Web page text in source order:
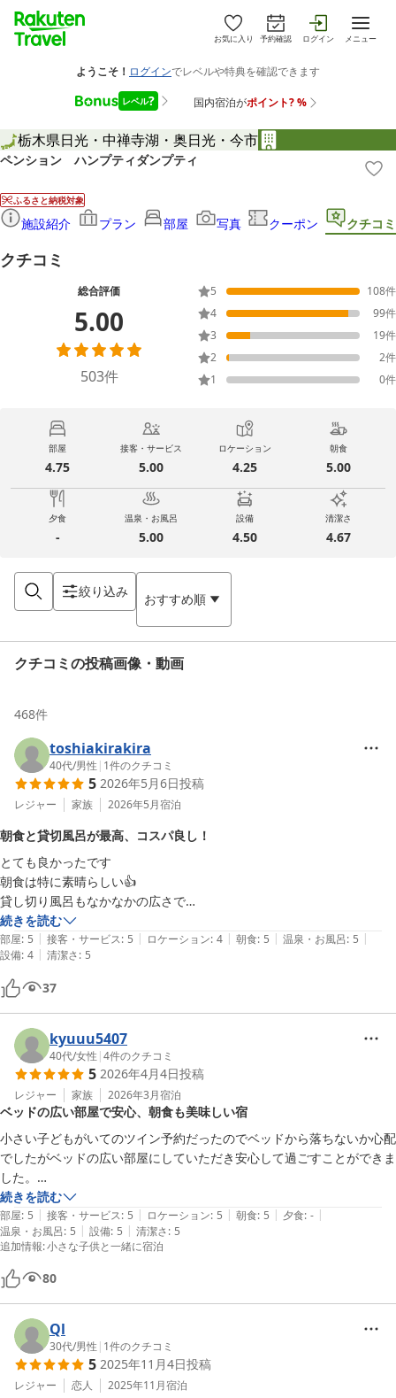
お気に入り 予約確認 ログイン メニュー
栃木県日光・中禅寺湖・奥日光・今市
ペンション ハンプティダンプティ
ふるさと納税対象
施設紹介 プラン 部屋 写真 クーポン クチコミ
クチコミ
総合評価
5.00
503件
5 108件
4
99件
3
19件
2
2件
1
0件
部屋
4.75
接客・サービス
5.00
ロケーション
4.25
朝食
5.00
夕食
-
温泉・お風呂
5.00
設備
4.50
清潔さ
4.67
絞り込み おすすめ順
クチコミの投稿画像・動画
468件
toshiakirakira
40代/男性 | 1件のクチコミ
5 2026年5月6日投稿
レジャー 家族 2026年5月宿泊
朝食と貸切風呂が最高、コスパ良し！
とても良かったです
朝食は特に素晴らしい👍
貸し切り風呂もなかなかの広さで
丁寧なサービス、値段の割にお得感満載でした
立地が少し遠いので、車必須です
続きを読む
部屋: 5 | 接客・サービス: 5 | ロケーション: 4 | 朝食: 5 | 温泉・お風呂: 5 |
設備: 4 | 清潔さ: 5
37
kyuuu5407
40代/女性 |4件のクチコミ
5 2026年4月4日投稿
レジャー 家族 2026年3月宿泊
ベッドの広い部屋で安心、朝食も美味しい宿
小さい子どもがいてのツイン予約だったのでベッドから落ちないか心配
でしたがベッドの広い部屋にしていただき安心して過ごすことができま
した。
朝食もとても美味しくお腹がいっぱいになり、直前に予約したので空い
ている宿があまりなかったのですが、ここに宿泊できて本当によかった
です。
続きを読む
部屋: 5 | 接客・サービス: 5 | ロケーション: 5 | 朝食: 5 | 夕食: - |
温泉・お風呂: 5 | 設備: 5 | 清潔さ: 5
追加情報:小さな子供と一緒に宿泊
80
Ql
30代/男性 | 1件のクチコミ
5 2025年11月4日投稿
レジャー 恋人 2025年11月宿泊